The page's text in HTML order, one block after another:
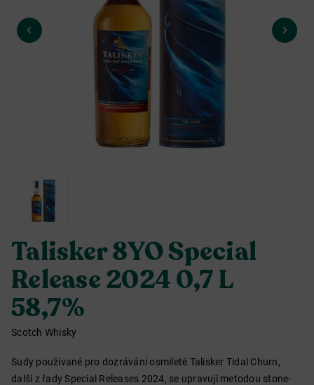
Talisker 8YO Special
Release 2024 0,7 L
58,7%
Scotch Whisky
Sudy používané pro dozrávání osmileté Talisker Tidal Churn,
další z řady Special Releases 2024, se upravují metodou stone-